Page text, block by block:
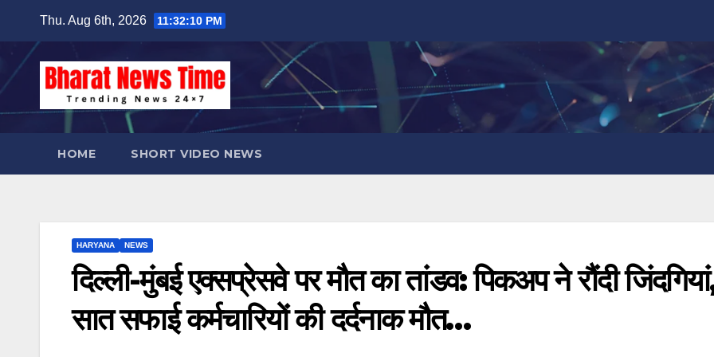
content
Thu. Aug 6th, 2026 11:32:11 PM
HOME SHORT VIDEO NEWS
HARYANA NEWS
दिल्ली-मुंबई एक्सप्रेसवे पर मौत का तांडव: पिकअप ने रौंदी
सात सफाई कर्मचारियों की दर्दनाक मौत…